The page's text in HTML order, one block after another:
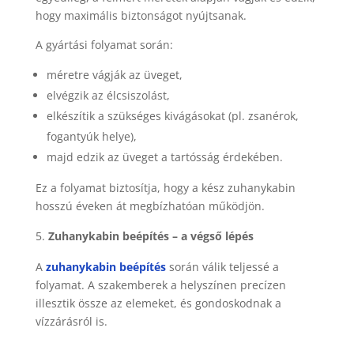
hogy maximális biztonságot nyújtsanak.
A gyártási folyamat során:
méretre vágják az üveget,
elvégzik az élcsiszolást,
elkészítik a szükséges kivágásokat (pl. zsanérok,
fogantyúk helye),
majd edzik az üveget a tartósság érdekében.
Ez a folyamat biztosítja, hogy a kész zuhanykabin
hosszú éveken át megbízhatóan működjön.
Zuhanykabin beépítés – a végső lépés
A zuhanykabin beépítéssorán válik teljessé a
folyamat. A szakemberek a helyszínen precízen
illesztik össze az elemeket, és gondoskodnak a
vízzárásról is.